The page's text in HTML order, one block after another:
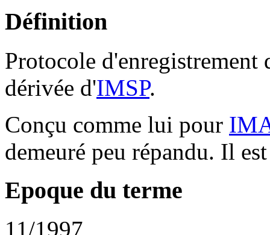
Définition
Protocole d'enregistrement
dérivée d'IMSP.
Conçu comme lui pour
demeuré peu répandu. Il
Epoque du terme
11/1997